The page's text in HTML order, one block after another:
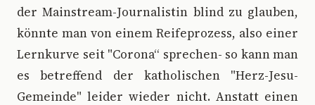
der Mainstream-Journalistin blind zu glauben,
könnte man von einem Reifeprozess, also einer
Lernkurve seit "Corona“ sprechen- so kann man
es betreffend der katholischen "Herz-Jesu-
Gemeinde" leider wieder nicht. Anstatt einen